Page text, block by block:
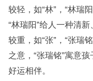
较轻，如“林”，“林瑞
“林瑞阳”给人一种清
较重，如“张”，“张瑞
之意，“张瑞铭”寓意
好运相伴。